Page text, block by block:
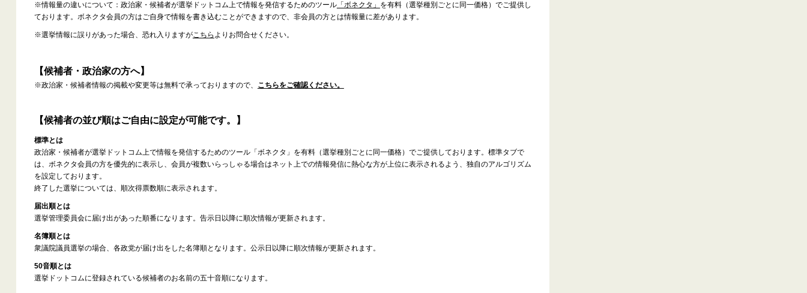
※情報量の違いについて：政治家・候補者が選挙ドットコム上で情報を発信するためのツール「ボネクタ」 を有料（選挙種別ごとに同一価格）でご提供し
ております。ボネクタ会員の方はご自身で情報を書き込むことができますので、非会員の方とは情報量に差があります。
※選挙情報に誤りがあった場合、恐れ入りますがこちら よりお問合せください。
【候補者・政治家の方へ】
※政治家・候補者情報の掲載や変更等は無料で承っておりますので、 こちらをご確認ください。
【候補者の並び順はご自由に設定が可能です。】
標準とは
政治家・候補者が選挙ドットコム上で情報を発信するためのツール「ボネクタ」を有料（選挙種別ごとに同一価格）でご提供しております。標準タブで
は、ボネクタ会員の方を優先的に表示し、会員が複数いらっしゃる場合はネット上での情報発信に熱心な方が上位に表示されるよう、独自のアルゴリズム
を設定しております。
終了した選挙については、順次得票数順に表示されます。
届出順とは
選挙管理委員会に届け出があった順番になります。告示日以降に順次情報が更新されます。
名簿順とは
衆議院議員選挙の場合、各政党が届け出をした名簿順となります。公示日以降に順次情報が更新されます。
50音順とは
選挙ドットコムに登録されている候補者のお名前の五十音順になります。